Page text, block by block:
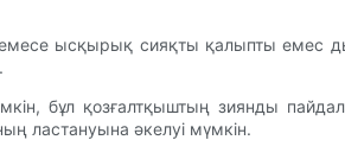
ысқырық сияқты қалыпты
бұл қозғалтқыштың зиянды
ластануына әкелуі мүмкін.